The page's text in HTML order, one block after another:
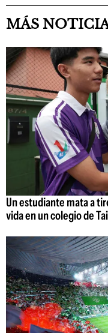
MÁS
Un estudiante mata a
vida en un colegio de